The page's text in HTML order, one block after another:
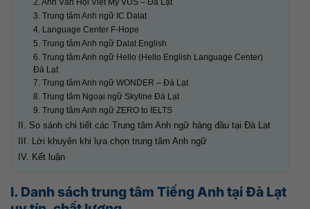
2. Anh Văn Hội Việt Mỹ VUS – Đà Lạt
3. Trung tâm Anh ngữ IC Dalat
4. Language Center F-Hope
5. Trung tâm Anh ngữ Dalat English
6. Trung tâm Anh ngữ Hello (Hello English Language Center)
Đà Lạt
7. Trung tâm Anh ngữ WONDER – Đà Lạt
8. Trung tâm Ngoại ngữ Skyline Đà Lạt
9. Trung tâm Anh ngữ ZERO to IELTS
II. So sánh chi tiết các Trung tâm Anh ngữ hàng đầu tại Đà Lạt
III. Lời khuyên khi lựa chọn trung tâm Anh ngữ
IV. Kết luận
I. Danh sách trung tâm Tiếng Anh tại Đà Lạt